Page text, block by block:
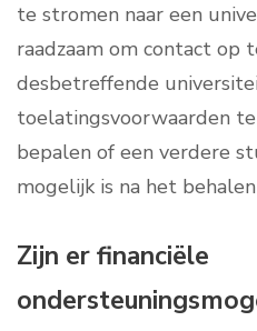
te stromen naar een
raadzaam om contact op
desbetreffende
toelatingsvoorwaarden
bepalen of een verdere
mogelijk is na het
Zijn er financiële